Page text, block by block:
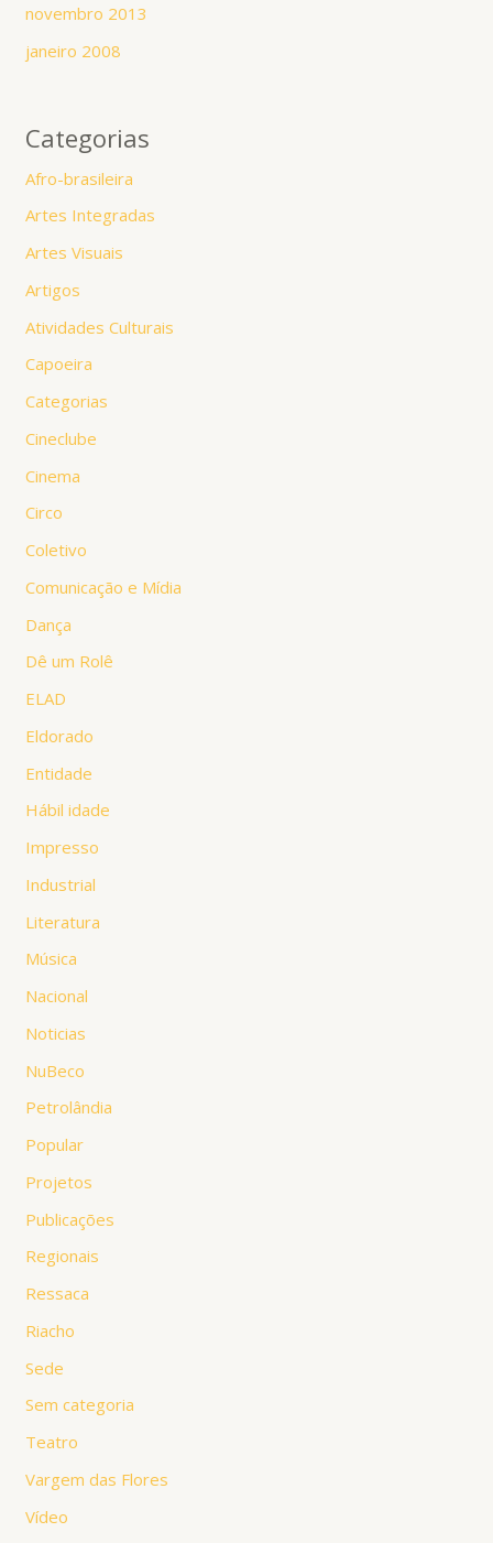
novembro 2013
janeiro 2008
Categorias
Afro-brasileira
Artes Integradas
Artes Visuais
Artigos
Atividades Culturais
Capoeira
Categorias
Cineclube
Cinema
Circo
Coletivo
Comunicação e Mídia
Dança
Dê um Rolê
ELAD
Eldorado
Entidade
Hábil idade
Impresso
Industrial
Literatura
Música
Nacional
Noticias
NuBeco
Petrolândia
Popular
Projetos
Publicações
Regionais
Ressaca
Riacho
Sede
Sem categoria
Teatro
Vargem das Flores
Vídeo